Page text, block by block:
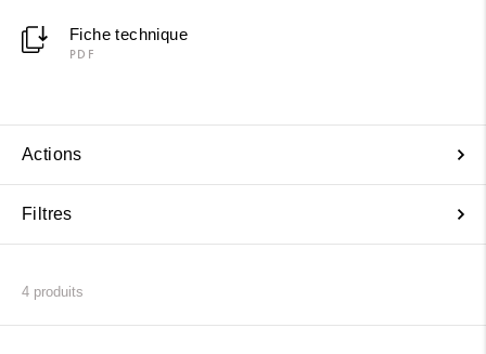
Fiche technique
PDF
Actions
Filtres
4 produits